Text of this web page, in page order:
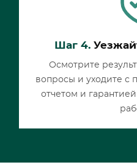
Шаг 4.
Осмотрите
вопросы и уходите с
отчетом и